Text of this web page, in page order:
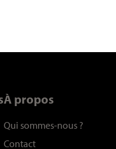
À propos
Qui sommes-nous ?
Contact